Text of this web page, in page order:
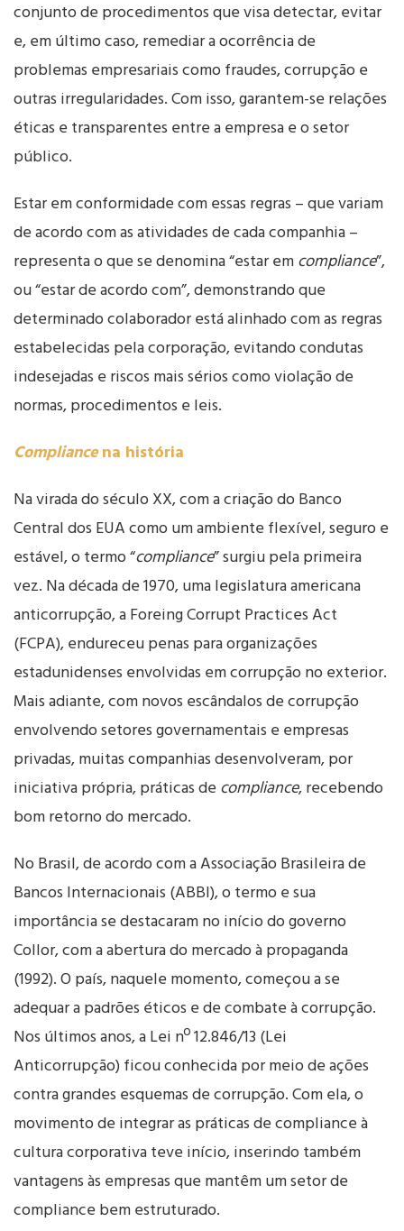
conjunto de procedimentos que visa detectar, evitar
e, em último caso, remediar a ocorrência de
problemas empresariais como fraudes, corrupção e
outras irregularidades. Com isso, garantem-se relações
éticas e transparentes entre a empresa e o setor
público.
Estar em conformidade com essas regras – que variam
de acordo com as atividades de cada companhia –
representa o que se denomina “estar emcompliance”,
ou “estar de acordo com”, demonstrando que
determinado colaborador está alinhado com as regras
estabelecidas pela corporação, evitando condutas
indesejadas e riscos mais sérios como violação de
normas, procedimentos e leis.
Compliancena história
Na virada do século XX, com a criação do Banco
Central dos EUA como um ambiente flexível, seguro e
estável, o termo “compliance” surgiu pela primeira
vez. Na década de 1970, uma legislatura americana
anticorrupção, a Foreing Corrupt Practices Act
(FCPA), endureceu penas para organizações
estadunidenses envolvidas em corrupção no exterior.
Mais adiante, com novos escândalos de corrupção
envolvendo setores governamentais e empresas
privadas, muitas companhias desenvolveram, por
iniciativa própria, práticas de compliance, recebendo
bom retorno do mercado.
No Brasil, de acordo com a Associação Brasileira de
Bancos Internacionais (ABBI), o termo e sua
importância se destacaram no início do governo
Collor, com a abertura do mercado à propaganda
(1992). O país, naquele momento, começou a se
adequar a padrões éticos e de combate à corrupção.
Nos últimos anos, a Lei nº 12.846/13 (Lei
Anticorrupção) ficou conhecida por meio de ações
contra grandes esquemas de corrupção. Com ela, o
movimento de integrar as práticas de compliance à
cultura corporativa teve início, inserindo também
vantagens às empresas que mantêm um setor de
compliance bem estruturado.